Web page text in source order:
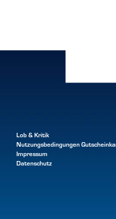
Lob & Kritik
Nutzungsbedingungen
Impressum
Datenschutz